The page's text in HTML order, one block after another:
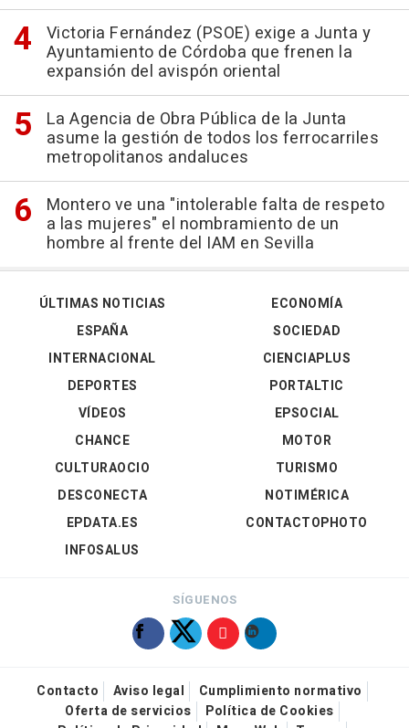
Victoria Fernández (PSOE) exige a Junta y
Ayuntamiento de Córdoba que frenen la
expansión del avispón oriental
La Agencia de Obra Pública de la Junta
asume la gestión de todos los ferrocarriles
metropolitanos andaluces
Montero ve una "intolerable falta de respeto
a las mujeres" el nombramiento de un
hombre al frente del IAM en Sevilla
ÚLTIMAS NOTICIAS
ESPAÑA
INTERNACIONAL
DEPORTES
VÍDEOS
ECONOMÍA
SOCIEDAD
CIENCIAPLUS
PORTALTIC
EPSOCIAL
CHANCE
CULTURAOCIO
DESCONECTA
EPDATA.ES
INFOSALUS
MOTOR
TURISMO
NOTIMÉRICA
CONTACTOPHOTO
SÍGUENOS
Contacto Aviso legal
Cumplimiento normativo
Oferta de servicios
Política de Cookies